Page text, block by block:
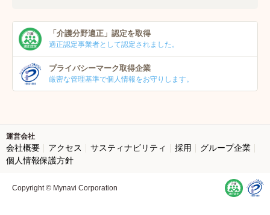
「介護分野適正」 認定を取得
適正認定事業者として認定されました。
プライバシーマーク取得企業
厳密な管理基準で個人情報をお守りします。
運営会社
会社概要 アクセス サスティナビリティ 採用
グループ企業
個人情報保護方針
Copyright © Mynavi Corporation